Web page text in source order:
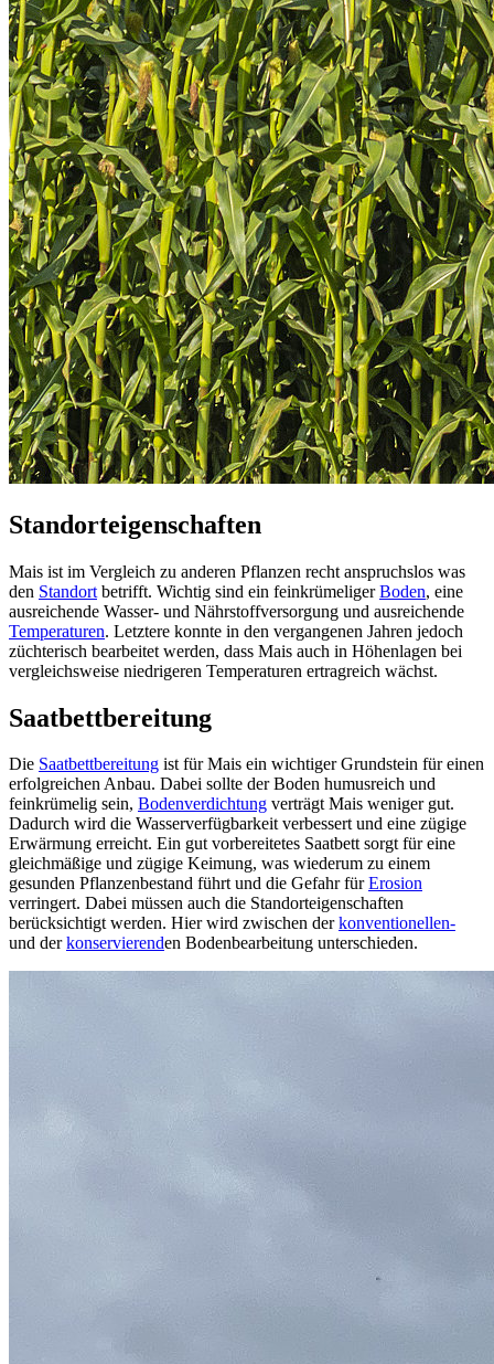
Standorteigenschaften
Mais ist im Vergleich zu anderen Pflanzen recht anspruchslos was
den Standort betrifft. Wichtig sind ein feinkrümeligerBoden, eine
ausreichende Wasser- und Nährstoffversorgung und ausreichende
Temperaturen. Letztere konnte in den vergangenen Jahren jedoch
züchterisch bearbeitet werden, dass Mais auch in Höhenlagen bei
vergleichsweise niedrigeren Temperaturen ertragreich wächst.
Saatbettbereitung
Die Saatbettbereitung ist für Mais ein wichtiger Grundstein für einen
erfolgreichen Anbau. Dabei sollte der Boden humusreich und
feinkrümelig sein, Bodenverdichtung verträgt Mais weniger gut.
Dadurch wird die Wasserverfügbarkeit verbessert und eine zügige
Erwärmung erreicht. Ein gut vorbereitetes Saatbett sorgt für eine
gleichmäßige und zügige Keimung, was wiederum zu einem
gesunden Pflanzenbestand führt und die Gefahr fürErosion
verringert. Dabei müssen auch die Standorteigenschaften
berücksichtigt werden. Hier wird zwischen derkonventionellen-
und derkonservierenden Bodenbearbeitung unterschieden.